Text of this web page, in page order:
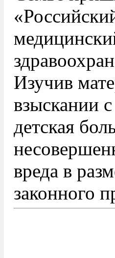
Изучив
взыскании
детская
вреда в
законного